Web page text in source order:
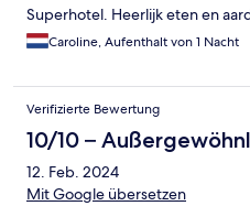
Superhotel. Heerlijk eten en
Caroline, Aufenthalt von 1 Nacht
Verifizierte Bewertung
10/10 –
12. Feb. 2024
Mit Google übersetzen